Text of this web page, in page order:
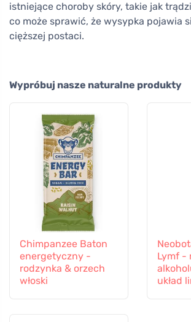
istniejące choroby skóry, takie jak
co może sprawić, że wysypka pojawia
cięższej postaci.
Wypróbuj nasze naturalne produkty
Chimpanzee Baton
energetyczny -
rodzynka & orzech
włoski
Lymf -
układ